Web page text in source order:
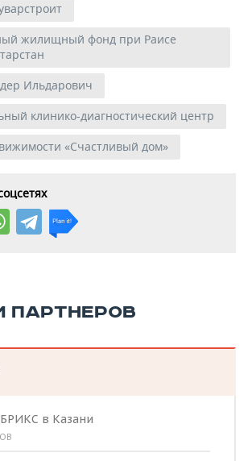
жилищный фонд при Раисе
Ильдарович
клинико-диагностический центр
«Счастливый дом»
ПАРТНЕРОВ
в Казани